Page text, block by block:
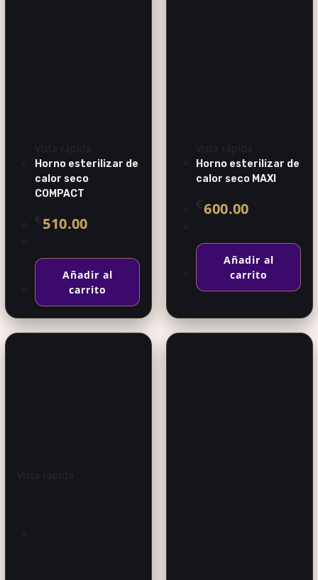
Horno esterilizar de
calor seco
COMPACT
510.00
Añadir al
carrito
Horno esterilizar de
calor seco MAXI
600.00
Añadir al
carrito